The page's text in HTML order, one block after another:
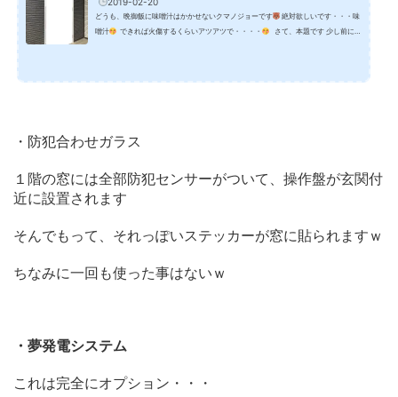
どうも、晩御飯に味噌汁はかかせないクマノジョーです
絶対欲しいです・・・味
噌汁
できれば火傷するくらいアツアツで・・・・
さて、本題です 少し前に玄
・防犯合わせガラス
１階の窓には全部防犯センサーがついて、操作盤が玄関付
近に設置されます
そんでもって、それっぽいステッカーが窓に貼られますｗ
ちなみに一回も使った事はないｗ
・夢発電システム
これは完全にオプション・・・